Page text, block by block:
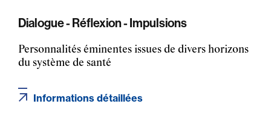
Dialogue - Réflexion - Impulsions
Personnalités éminentes issues de divers horizons
du système de santé
Informations détaillées